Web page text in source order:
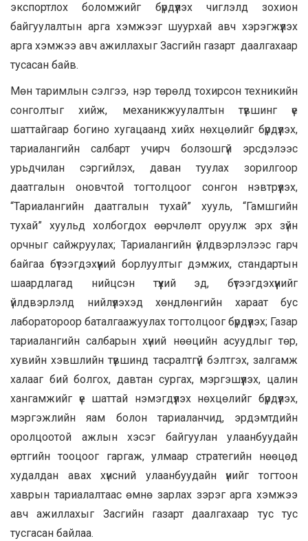
экспортлох боломжийг бүрдүүлэх чиглэлд зохион
байгуулалтын арга хэмжээг шуурхай авч хэрэгжүүлэх
арга хэмжээ авч ажиллахыг Засгийн газарт даалгахаар
тусасан байв.
Мөн таримлын сэлгээ, нэр төрөлд тохирсон техникийн
сонголтыг хийж, механикжуулалтын түвшинг үе
шаттайгаар богино хугацаанд хийх нөхцөлийг бүрдүүлэх,
тариалангийн салбарт учирч болзошгүй эрсдэлээс
урьдчилан сэргийлэх, даван туулах зорилгоор
даатгалын оновчтой тогтолцоог сонгон нэвтрүүлэх,
“Тариалангийн даатгалын тухай” хууль, “Гамшгийн
тухай” хуульд холбогдох өөрчлөлт оруулж эрх зүйн
орчныг сайжруулах; Тариалангийн үйлдвэрлэлээс гарч
байгаа бүтээгдэхүүний борлуултыг дэмжих, стандартын
шаардлагад нийцсэн түүхий эд, бүтээгдэхүүнийг
үйлдвэрлэлд нийлүүлэхэд хөндлөнгийн хараат бус
лаборатороор баталгаажуулах тогтолцоог бүрдүүлэх; Газар
тариалангийн салбарын хүний нөөцийн асуудлыг төр,
хувийн хэвшлийн түвшинд тасралтгүй бэлтгэх, залгамж
халааг бий болгох, давтан сургах, мэргэшүүлэх, цалин
хангамжийг үе шаттай нэмэгдүүлэх нөхцөлийг бүрдүүлэх,
мэргэжлийн яам болон тариаланчид, эрдэмтдийн
оролцоотой ажлын хэсэг байгуулан улаанбуудайн
өртгийн тооцоог гаргаж, улмаар стратегийн нөөцөд
худалдан авах хүнсний улаанбуудайн үнийг тогтоон
хаврын тариалалтаас өмнө зарлах зэрэг арга хэмжээ
авч ажиллахыг Засгийн газарт даалгахаар тус тус
тусгасан байлаа.